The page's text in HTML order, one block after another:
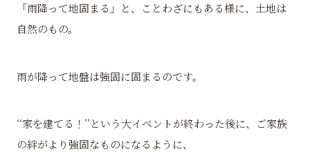
「雨降って地固まる」と、ことわざにもある様に、土地は
自然のもの。
雨が降って地盤は強固に固まるのです。
‘‘家を建てる！’’という大イベントが終わった後に、ご家族
の絆がより強固なものになるように、